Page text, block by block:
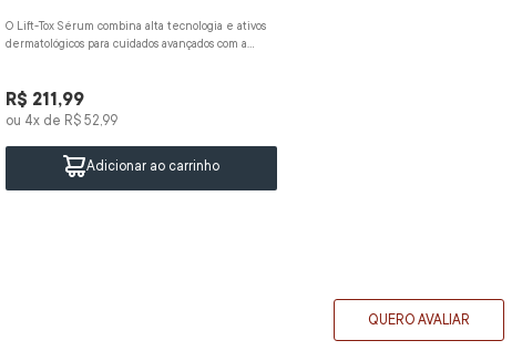
O Lift-Tox Sérum combina alta tecnologia e ativos
dermatológicos para cuidados avançados com a
R$ 211 ,99
ou 4x de R$ 52,99
Adicionar ao carrinho
QUERO AVALIAR